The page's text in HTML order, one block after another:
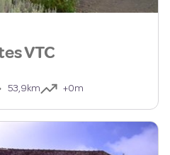
VTC
53,9km +0m